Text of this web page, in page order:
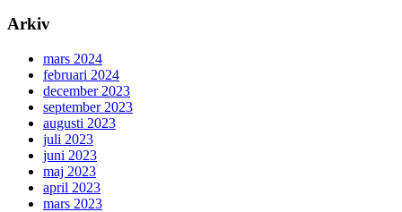
Arkiv
mars 2024
februari 2024
december 2023
september 2023
augusti 2023
juli 2023
juni 2023
maj 2023
april 2023
mars 2023